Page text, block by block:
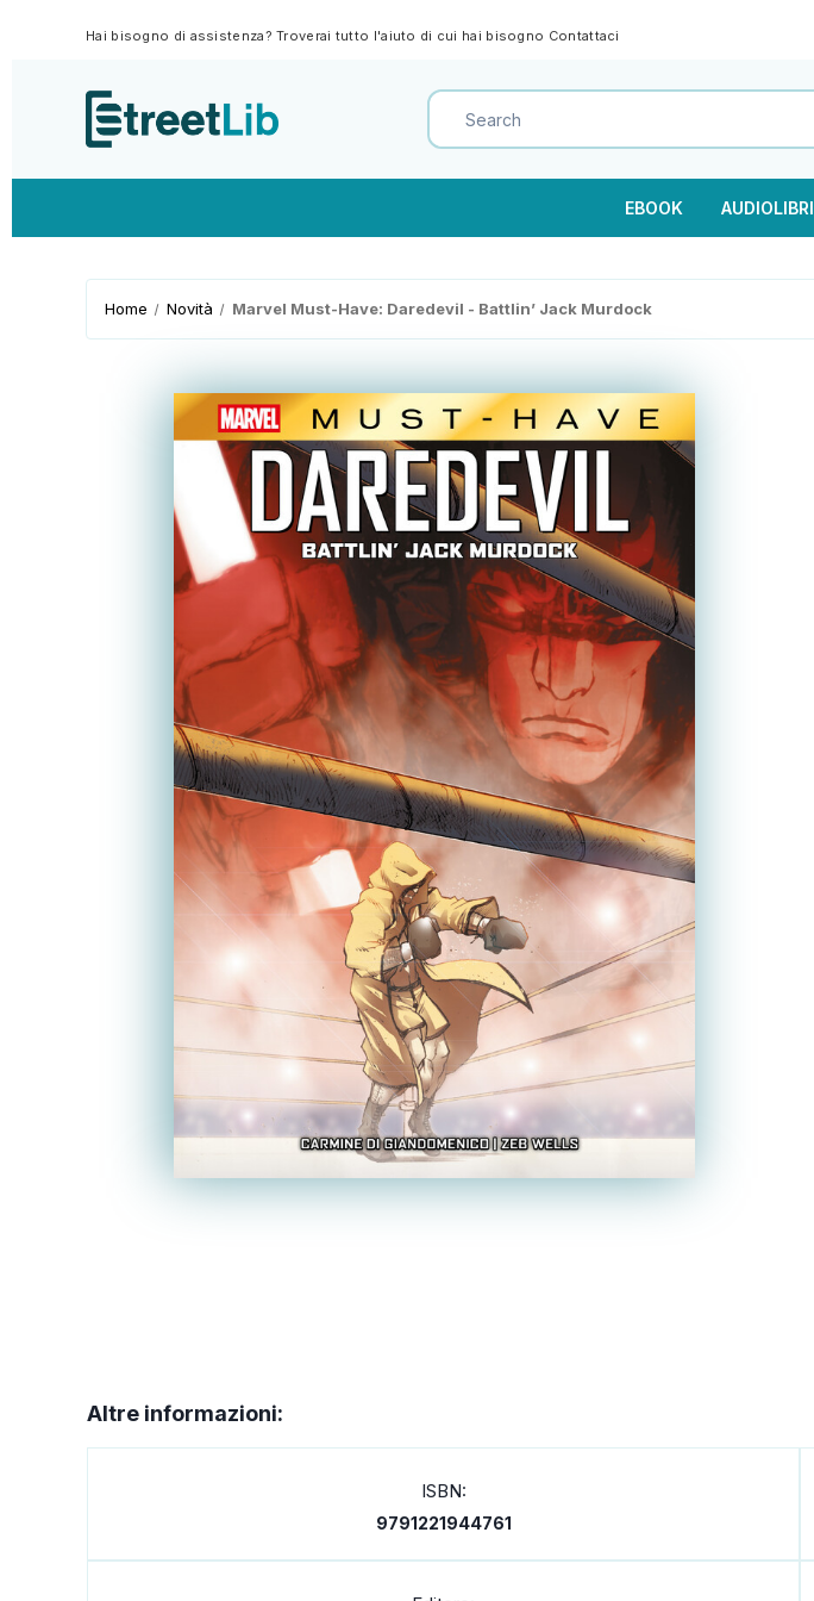
Hai bisogno di assistenza? Troverai tutto l'aiuto di cui hai bisogno Contattaci
EBOOK AUDIOLIBRI
Home Novità Marvel Must-Have: Daredevil - Battlin’ Jack Murdock
Altre informazioni:
ISBN:
9791221944761